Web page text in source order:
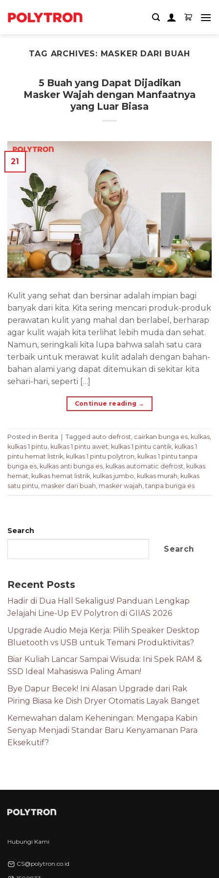
TAG ARCHIVES: MASKER DARI BUAH
5 Buah yang Dapat Dijadikan
Masker Wajah dengan Manfaatnya
yang Luar Biasa
21
Kulit yang sehat dan bersinar adalah impian bagi
banyak dari kita. Kita sering mencari produk-produk
perawatan kulit yang mahal dan berlabel, berharap
agar kulit wajah kita terlihat lebih muda dan sehat.
Namun, seringkali kita lupa bahwa salah satu cara
terbaik untuk merawat kulit adalah dengan bahan-
bahan alami yang dapat ditemukan di sekitar kita
sehari-hari, seperti […]
Continue reading →
Posted in Berita Tagged auto defrost, cairkan bunga es, kulkas,
kulkas 1 pintu, kulkas 1 pintu awet, kulkas 1 pintu cantik, kulkas 1
pintu hemat listrik, kulkas 1 pintu polytron, kulkas 1 pintu tanpa
bunga es, kulkas anti bunga es, kulkas automatic defrost, kulkas
hemat, kulkas hemat listrik, kulkas jumbo, kulkas murah, kulkas
satu pintu, masker dari buah, masker wajah, tanpa bunga es
Search
Search
Recent Posts
Hadir di Dua Hall Sekaligus! Panduan Lengkap
Jelajahi Line-Up EV Polytron di GIIAS 2026
Upgrade Audio Meja Kerja: Pilih Speaker Desktop
Bluetooth vs USB untuk Temani Produktivitas?
Biar Kuliah Lancar Sampai Wisuda: Ini Spek RAM &
SSD Ideal Mahasiswa Paling Aman!
Bye Dapur Becek! Ini Alasan Upgrade dari Rak
Piring Biasa ke Dish Dryer Otomatis Layak Banget
Kemewahan dalam Keheningan: Mengapa Kabin
Senyap Menjadi Standar Baru Kenyamanan Para
Eksekutif?
Hubungi Kami
CS@polytron.co.id